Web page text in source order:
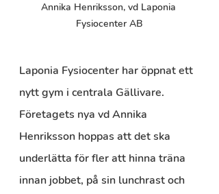
Annika Henriksson, vd Laponia
Fysiocenter AB
Laponia Fysiocenter har öppnat ett
nytt gym i centrala Gällivare.
Företagets nya vd Annika
Henriksson hoppas att det ska
underlätta för fler att hinna träna
innan jobbet, på sin lunchrast och